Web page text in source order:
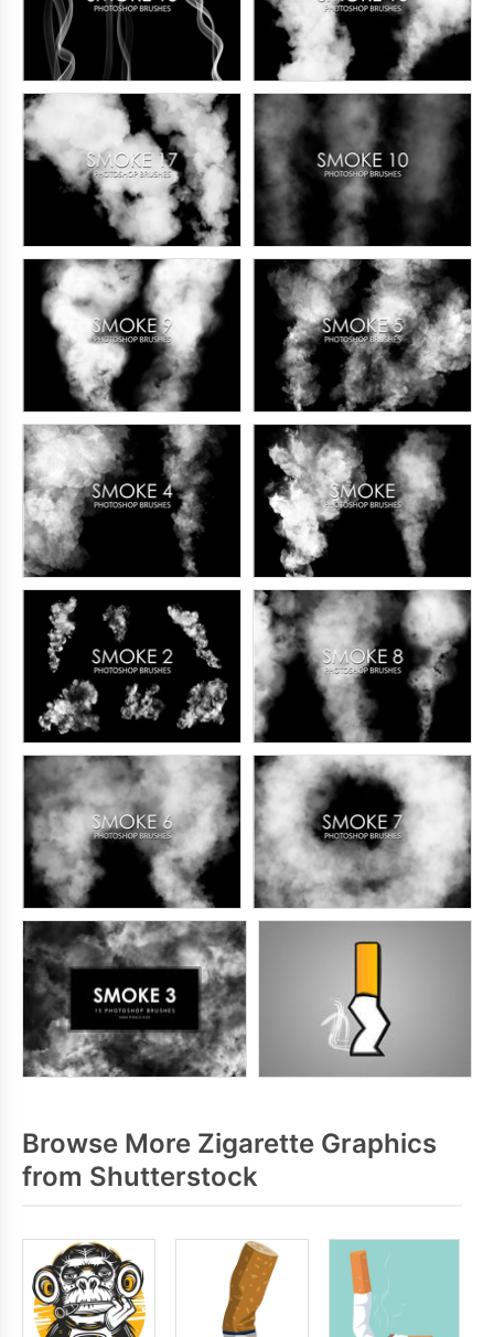
Browse More Zigarette Graphics
from Shutterstock